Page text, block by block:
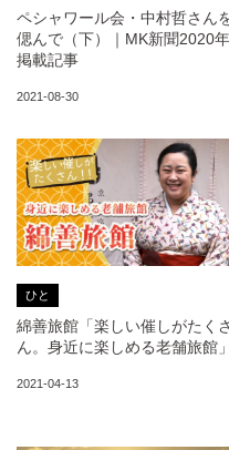
ペシャワール会・中村哲さん
偲んで（下）｜MK新聞2020年
掲載記事
2021-08-30
ひと
綿善旅館「楽しい催しがたくさ
ん。身近に楽しめる老舗旅館」
2021-04-13